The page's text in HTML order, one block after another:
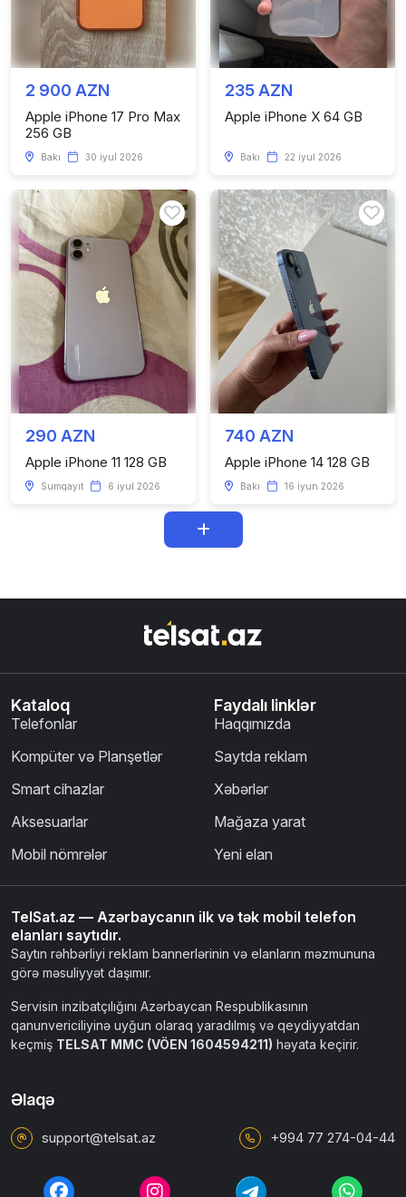
2 900 AZN
Apple iPhone 17 Pro Max
256 GB
Bakı 30 iyul 2026
235 AZN
Apple iPhone X 64 GB
Bakı 22 iyul 2026
290 AZN
Apple iPhone 11 128 GB
Sumqayıt 6 iyul 2026
740 AZN
Apple iPhone 14 128 GB
Bakı 16 iyun 2026
Kataloq
Telefonlar
Kompüter və Planşetlər
Smart cihazlar
Aksesuarlar
Mobil nömrələr
Faydalı linklər
Haqqımızda
Saytda reklam
Xəbərlər
Mağaza yarat
Yeni elan
TelSat.az — Azərbaycanın ilk və tək mobil telefon
elanları saytıdır.
Saytın rəhbərliyi reklam bannerlərinin və elanların məzmununa
görə məsuliyyət daşımır.
Servisin inzibatçılığını Azərbaycan Respublikasının
qanunvericiliyinə uyğun olaraq yaradılmış və qeydiyyatdan
keçmiş TELSAT MMC (VÖEN 1604594211) həyata keçirir.
Əlaqə
support@telsat.az +994 77 274-04-44